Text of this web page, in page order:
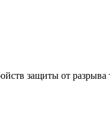
защиты от разрыва